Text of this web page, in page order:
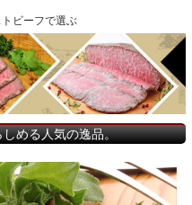
トビーフで選ぶ
める人気の逸品。